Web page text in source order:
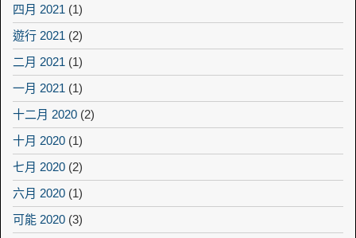
四月 2021 (1)
遊行 2021 (2)
二月 2021 (1)
一月 2021 (1)
十二月 2020 (2)
十月 2020 (1)
七月 2020 (2)
六月 2020 (1)
可能 2020 (3)